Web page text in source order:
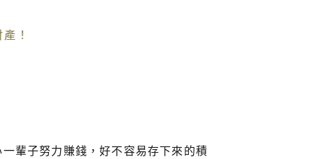
！
輩子努力賺錢，好不容易存下來的積